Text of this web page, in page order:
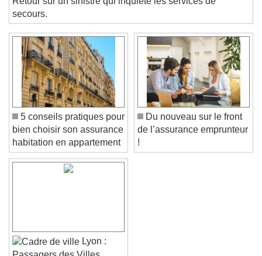
Text
Color
Text Background
Color Opacity
Caption Area Background
Color Opacity
Font Size
Retour sur un sinistre qui inquiète les services de
secours.
5 conseils pratiques pour
bien choisir son assurance
habitation en appartement
Du nouveau sur le front
de l’assurance emprunteur
!
Lyon :